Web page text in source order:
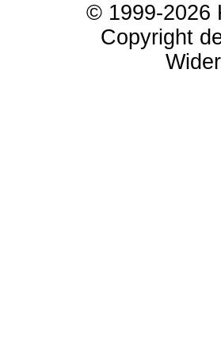
© 1999-2026
Copyright